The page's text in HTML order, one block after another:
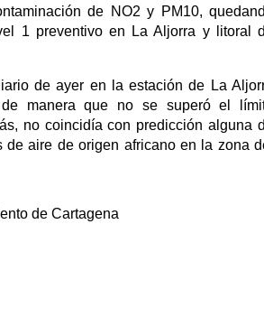
de NO2 y PM10,
1 preventivo en La Aljorra y litoral
de ayer en la estación de La
manera que no se superó el
no coincidía con predicción alguna
de aire de origen africano en la zona
de Cartagena